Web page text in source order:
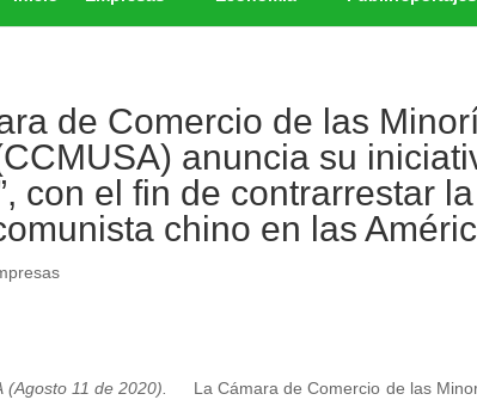
de Comercio de las
anuncia su
con el fin de contrarrestar
chino en las
(Agosto 11 de 2020). La Cámara de Comercio de las